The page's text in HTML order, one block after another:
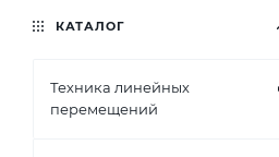
КАТАЛОГ
Техника линейных
перемещений